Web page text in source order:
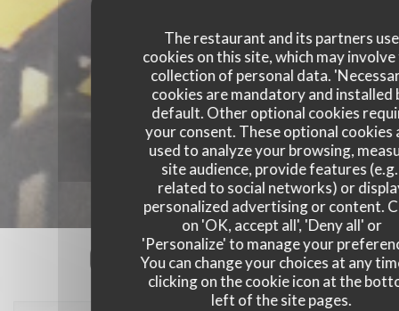
The restaurant and its partners use
cookies on this site, which may
collection of personal data.
cookies are mandatory and installed
default. Other optional cookies
your consent. These optional cookies
used to analyze your browsing,
site audience, provide features
related to social networks) or
personalized advertising or content.
on 'OK, accept all', 'Deny all' or
'Personalize' to manage your
You can change your choices at any
clicking on the cookie icon at the
left of the site pages.
Our customer ratings